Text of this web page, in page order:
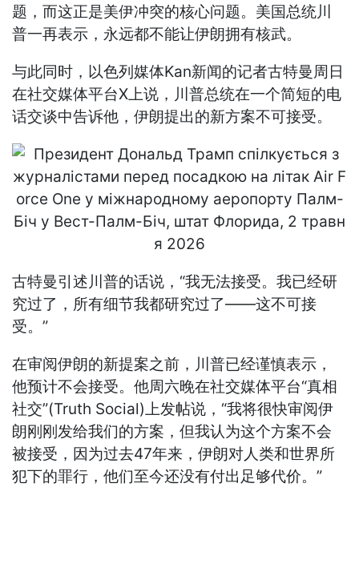
题，而这正是美伊冲突的核心问题。美国总统川
普一再表示，永远都不能让伊朗拥有核武。
与此同时，以色列媒体Kan新闻的记者古特曼周日
在社交媒体平台X上说，川普总统在一个简短的电
话交谈中告诉他，伊朗提出的新方案不可接受。
古特曼引述川普的话说，“我无法接受。我已经研
究过了，所有细节我都研究过了——这不可接
受。”
在审阅伊朗的新提案之前，川普已经谨慎表示，
他预计不会接受。他周六晚在社交媒体平台“真相
社交”(Truth Social)上发帖说，“我将很快审阅伊
朗刚刚发给我们的方案，但我认为这个方案不会
被接受，因为过去47年来，伊朗对人类和世界所
犯下的罪行，他们至今还没有付出足够代价。”